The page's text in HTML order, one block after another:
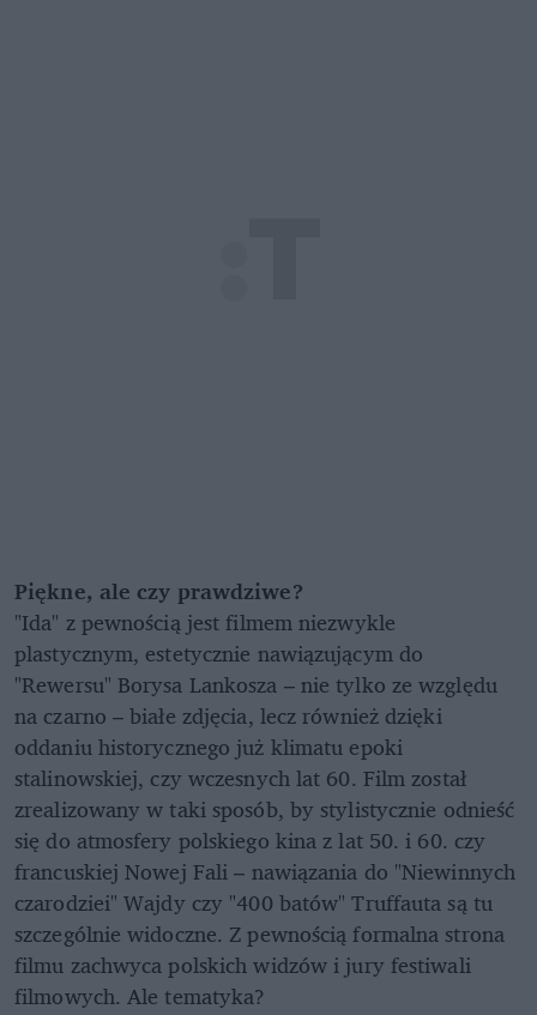
Piękne, ale czy prawdziwe?
"Ida" z pewnością jest filmem niezwykle
plastycznym, estetycznie nawiązującym do
"Rewersu" Borysa Lankosza – nie tylko ze względu
na czarno – białe zdjęcia, lecz również dzięki
oddaniu historycznego już klimatu epoki
stalinowskiej, czy wczesnych lat 60. Film został
zrealizowany w taki sposób, by stylistycznie odnieść
się do atmosfery polskiego kina z lat 50. i 60. czy
francuskiej Nowej Fali – nawiązania do "Niewinnych
czarodziei" Wajdy czy "400 batów" Truffauta są tu
szczególnie widoczne. Z pewnością formalna strona
filmu zachwyca polskich widzów i jury festiwali
filmowych. Ale tematyka?